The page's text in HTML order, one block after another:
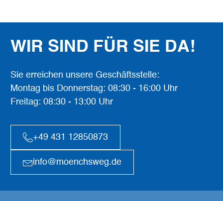
WIR SIND FÜR SIE DA!
Sie erreichen unsere Geschäftsstelle:
Montag bis Donnerstag: 08:30 - 16:00 Uhr
Freitag: 08:30 - 13:00 Uhr
+49 431 12850873
info@moenchsweg.de